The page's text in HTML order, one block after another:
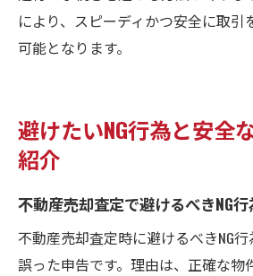
により、スピーディかつ安全に取引
可能となります。
避けたいNG行為と安全
紹介
不動産売却査定で避けるべきNG
不動産売却査定時に避けるべきNG
誤った申告です。理由は、正確な物